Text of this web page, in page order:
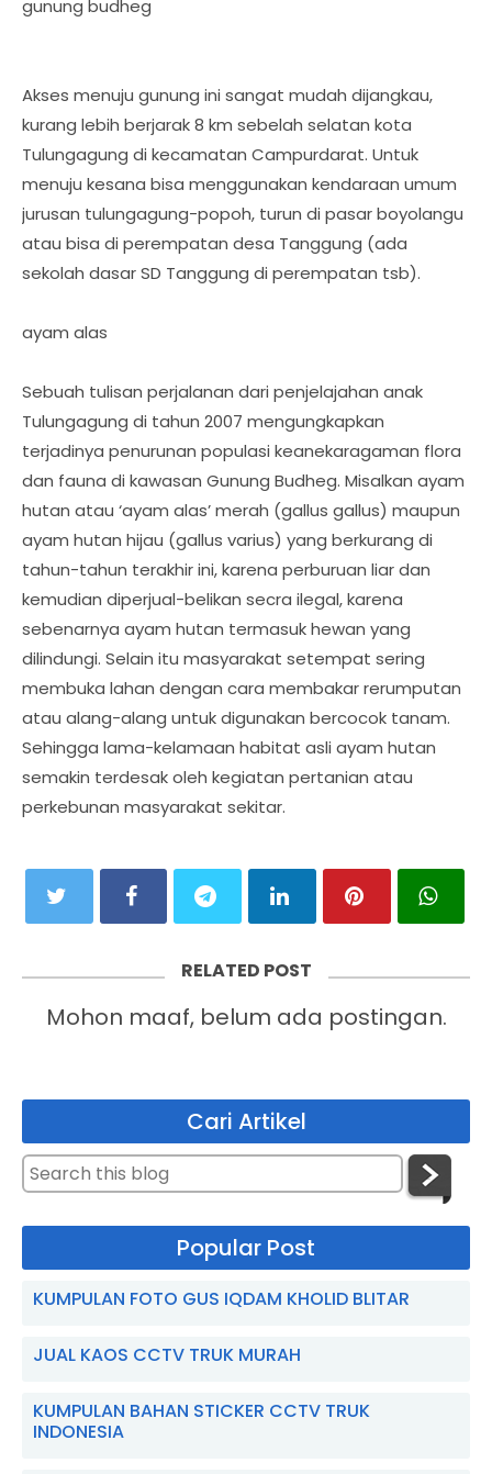
gunung budheg
Akses menuju gunung ini sangat mudah dijangkau,
kurang lebih berjarak 8 km sebelah selatan kota
Tulungagung di kecamatan Campurdarat. Untuk
menuju kesana bisa menggunakan kendaraan umum
jurusan tulungagung-popoh, turun di pasar boyolangu
atau bisa di perempatan desa Tanggung (ada
sekolah dasar SD Tanggung di perempatan tsb).
ayam alas
Sebuah tulisan perjalanan dari penjelajahan anak
Tulungagung di tahun 2007 mengungkapkan
terjadinya penurunan populasi keanekaragaman flora
dan fauna di kawasan Gunung Budheg. Misalkan ayam
hutan atau ‘ayam alas’ merah (gallus gallus) maupun
ayam hutan hijau (gallus varius) yang berkurang di
tahun-tahun terakhir ini, karena perburuan liar dan
kemudian diperjual-belikan secra ilegal, karena
sebenarnya ayam hutan termasuk hewan yang
dilindungi. Selain itu masyarakat setempat sering
membuka lahan dengan cara membakar rerumputan
atau alang-alang untuk digunakan bercocok tanam.
Sehingga lama-kelamaan habitat asli ayam hutan
semakin terdesak oleh kegiatan pertanian atau
perkebunan masyarakat sekitar.
RELATED POST
Mohon maaf, belum ada postingan.
Cari Artikel
Popular Post
KUMPULAN FOTO GUS IQDAM KHOLID BLITAR
JUAL KAOS CCTV TRUK MURAH
KUMPULAN BAHAN STICKER CCTV TRUK
INDONESIA